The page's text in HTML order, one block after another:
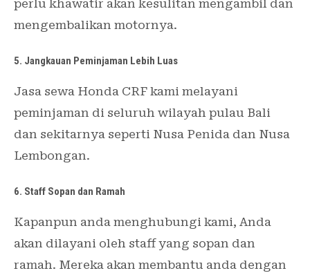
perlu khawatir akan kesulitan mengambil dan
mengembalikan motornya.
5. Jangkauan Peminjaman Lebih Luas
Jasa sewa Honda CRF kami melayani
peminjaman di seluruh wilayah pulau Bali
dan sekitarnya seperti Nusa Penida dan Nusa
Lembongan.
6. Staff Sopan dan Ramah
Kapanpun anda menghubungi kami, Anda
akan dilayani oleh staff yang sopan dan
ramah. Mereka akan membantu anda dengan